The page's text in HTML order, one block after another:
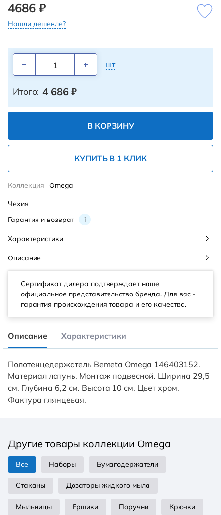
4686 ₽
Нашли дешевле?
шт
Итого: 4 686 ₽
В КОРЗИНУ
КУПИТЬ В 1 КЛИК
Гарантия и возврат i
Коллекция Omega
Чехия
Характеристики
Описание
Сертификат дилера подтверждает наше
официальное представительство бренда. Для вас -
гарантия происхождения товара и его качества.
Описание Характеристики
Полотенцедержатель Bemeta Omega 146403152.
Материал латунь. Монтаж подвесной. Ширина 29,5
см. Глубина 6,2 см. Высота 10 см. Цвет хром.
Фактура глянцевая.
Другие товары коллекции Omega
Все Наборы Бумагодержатели
Стаканы Дозаторы жидкого мыла
Мыльницы Ершики Поручни Крючки